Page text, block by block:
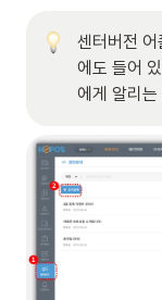
센터버전 어
에도 들어
에게 알리